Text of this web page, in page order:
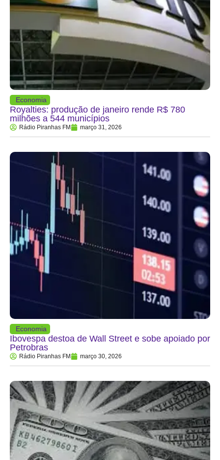
Economia
Royalties: produção de janeiro rende R$ 780
milhões a 544 municípios
Rádio Piranhas FM março 31, 2026
Economia
Ibovespa destoa de Wall Street e sobe apoiado por
Petrobras
Rádio Piranhas FM março 30, 2026